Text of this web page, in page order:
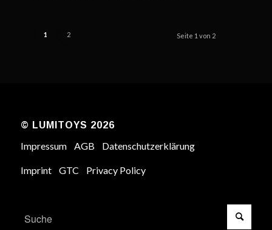
Seite 1 von 2
1 2
© LUMITOYS 2026
Impressum AGB Datenschutzerklärung
Imprint GTC Privacy Policy